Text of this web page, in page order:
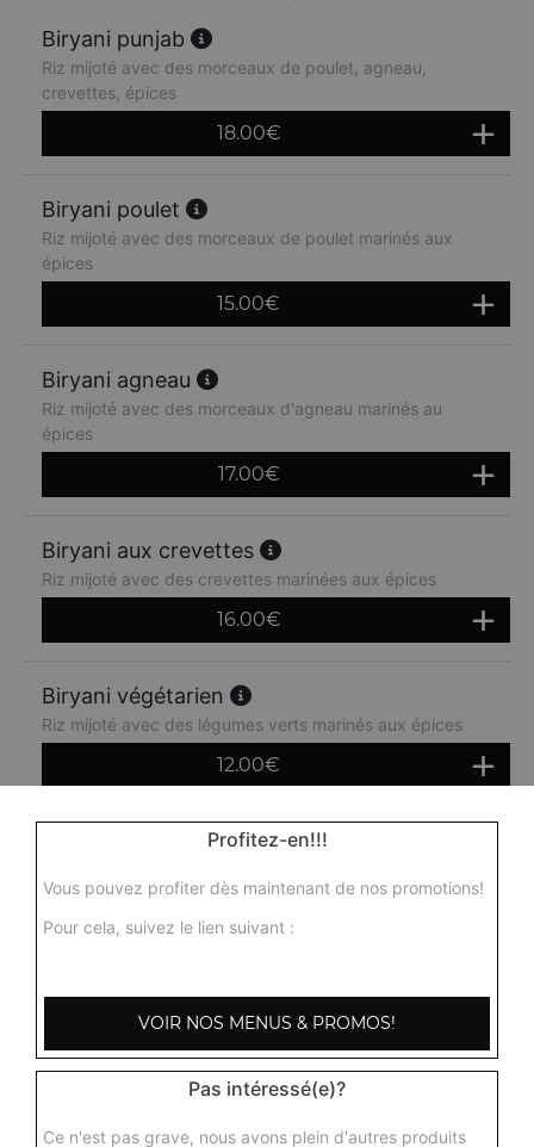
Biryani punjab
Riz mijoté avec des morceaux de poulet, agneau,
crevettes, épices
18.00€
Biryani poulet
Riz mijoté avec des morceaux de poulet marinés aux
épices
15.00€
Biryani agneau
Riz mijoté avec des morceaux d'agneau marinés au
épices
17.00€
Biryani aux crevettes
Riz mijoté avec des crevettes marinées aux épices
16.00€
Biryani végétarien
Riz mijoté avec des légumes verts marinés aux épices
12.00€
Profitez-en!!!
Vous pouvez profiter dès maintenant de nos promotions!
Pour cela, suivez le lien suivant :
VOIR NOS MENUS & PROMOS!
Pas intéressé(e)?
Ce n'est pas grave, nous avons plein d'autres produits